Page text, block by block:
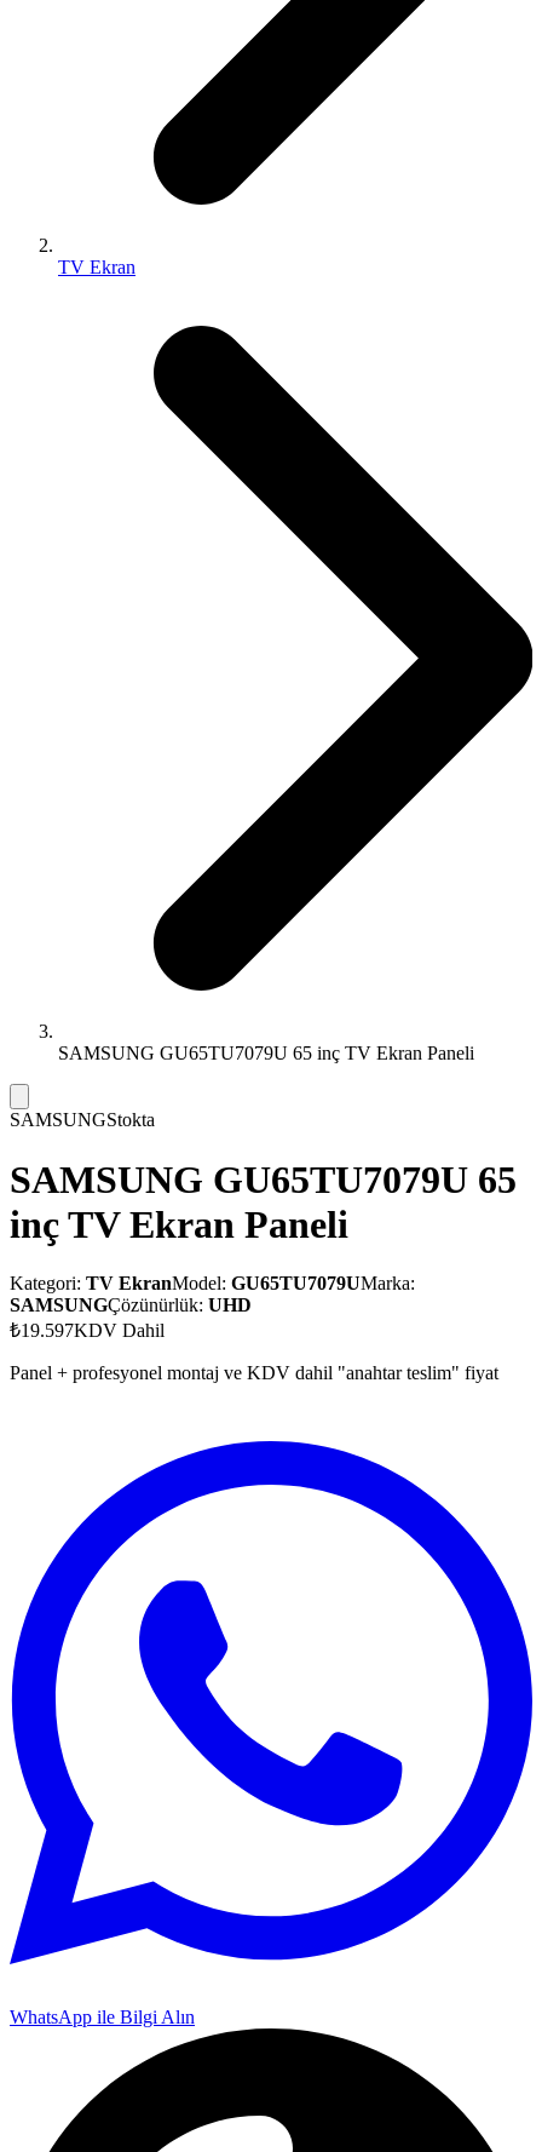
TV Ekran
SAMSUNG GU65TU7079U 65 inç TV Ekran Paneli
SAMSUNGStokta
SAMSUNG GU65TU7079U 65
inç TV Ekran Paneli
Kategori: TV EkranModel: GU65TU7079UMarka:
SAMSUNGÇözünürlük: UHD
₺19.597KDV Dahil
Panel + profesyonel montaj ve KDV dahil "anahtar teslim" fiyat
WhatsApp ile Bilgi Alın